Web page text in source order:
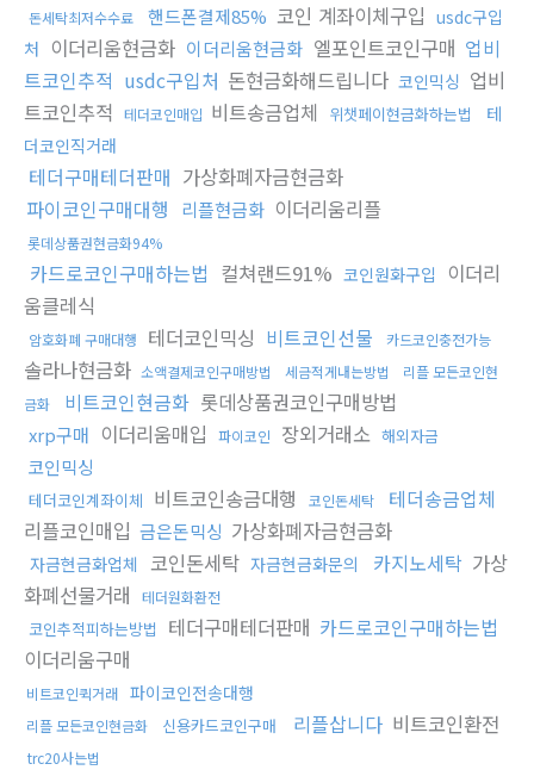
돈세탁최저수수료 핸드폰결제85% 코인 계좌이체구입 usdc구입
처 이더리움현금화 이더리움현금화 엘포인트코인구매 업비
트코인추적 usdc구입처 돈현금화해드립니다 코인믹싱 업비
트코인추적
테더코인매입 비트송금업체 위챗페이현금화하는법
테
더코인직거래
테더구매테더판매 가상화폐자금현금화
파이코인구매대행
리플현금화 이더리움리플
롯데상품권현금화94%
카드로코인구매하는법 컬쳐랜드91% 코인원화구입
이더리
움클레식
암호화폐 구매대행 테더코인믹싱 비트코인선물 카드코인충전가능
솔라나현금화 소액결제코인구매방법 세금적게내는방법
리플 모든코인현
금화
비트코인현금화 롯데상품권코인구매방법
xrp구매 이더리움매입 파이코인 장외거래소 해외자금
코인믹싱
테더코인계좌이체 비트코인송금대행 코인돈세탁
테더송금업체
리플코인매입 금은돈믹싱 가상화폐자금현금화
자금현금화업체 코인돈세탁 자금현금화문의 카지노세탁 가상
화폐선물거래
테더원화환전
코인추적피하는방법 테더구매테더판매 카드로코인구매하는법
이더리움구매
비트코인퀵거래 파이코인전송대행
리플 모든코인현금화 신용카드코인구매 리플삽니다 비트코인환전
trc20사는법